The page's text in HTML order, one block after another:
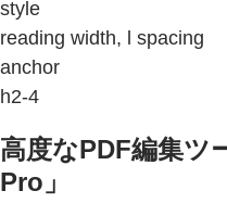
style
reading width, l spacing
anchor
h2-4
高度なPDF編集ツ
Pro」